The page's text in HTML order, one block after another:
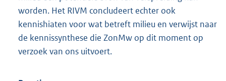
bacteriën zich in het milieu gedragen. Op grond
hiervan verwacht het RIVM dat wanneer
carbapenemresistentie meer voor gaat komen het
milieu een potentiële bron van verspreiding kan